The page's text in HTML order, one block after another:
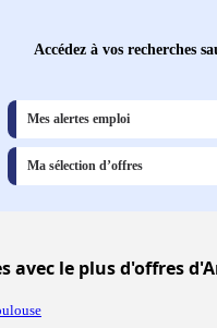
Accédez à vos recherches
Mes alertes emploi
Ma sélection d’offres
avec le plus d'offres